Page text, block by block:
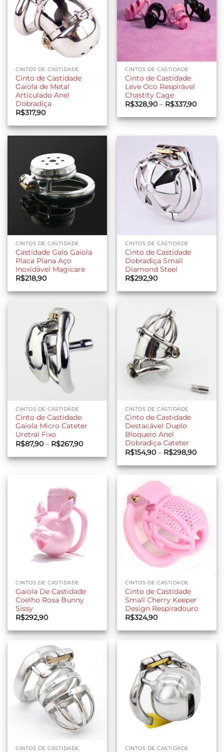
CINTOS DE CASTIDADE
Cinto de Castidade
Gaiola de Metal
Articulado Anel
Dobradiça
R$317,90
CINTOS DE CASTIDADE
Cinto de Castidade
Leve Oco Respirável
Chastity Cage
R$328,90 – R$337,90Faixa
preço:
CINTOS DE CASTIDADE
Castidade Galo Gaiola
Placa Plana Aço
Inoxidável Magicare
R$218,90
CINTOS DE CASTIDADE
Cinto de Castidade
Dobradiça Small
Diamond Steel
R$292,90
CINTOS DE CASTIDADE
Cinto de Castidade
Gaiola Micro Cateter
Uretral Fixo
R$87,90 – R$267,90Faixa
preço:
R$87,90
CINTOS DE CASTIDADE
Cinto de Castidade
Destacável Duplo
Bloqueio Anel
Dobradiça Cateter
R$154,90 – R$298,90Faixa
preço:
CINTOS DE CASTIDADE
Gaiola De Castidade
Coelho Rosa Bunny
Sissy
R$292,90
CINTOS DE CASTIDADE
Cinto de Castidade
Small Cherry Keeper
Design Respiradouro
R$324,90
CINTOS DE CASTIDADE CINTOS DE CASTIDADE